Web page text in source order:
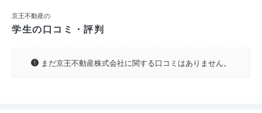
京王不動産の
学生の口コミ・評判
まだ京王不動産株式会社に関する口コミはありません。